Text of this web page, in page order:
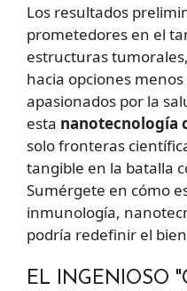
Los resultados
prometedores en el
estructuras
hacia opciones
apasionados por la
esta nanotecnología
solo fronteras
tangible en la batalla
Sumérgete en cómo
inmunología,
podría redefinir el
EL INGENIOSO